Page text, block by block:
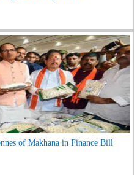
of Makhana in Finance Bill